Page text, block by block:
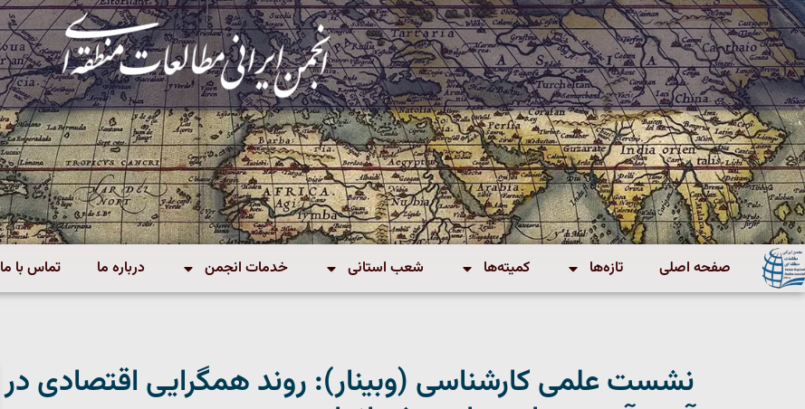
صفحه اصلی تازه‌ها کمیته‌ها شعب استانی خدمات انجمن درباره ما تماس با ما
نشست علمی کارشناسی (وبینار): روند همگرایی اقتصادی در